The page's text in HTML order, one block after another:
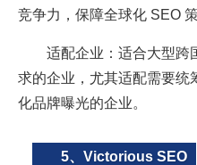
竞争力，保障全球化 SEO
适配企业：适合大型跨
求的企业，尤其适配需要统
化品牌曝光的企业。
5、Victorious SEO